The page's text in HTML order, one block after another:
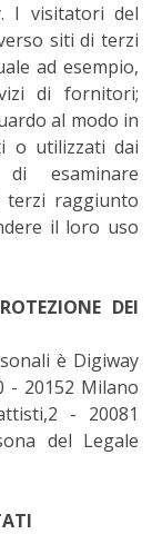
I visitatori del
siti di terzi
ad esempio,
di fornitori;
al modo in
o utilizzati dai
esaminare
terzi raggiunto
il loro uso
DEI
è Digiway
- 20152 Milano
- 20081
del Legale